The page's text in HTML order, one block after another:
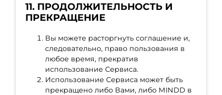
11. ПРОДОЛЖИТЕЛЬНОСТЬ И
ПРЕКРАЩЕНИЕ
Вы можете расторгнуть соглашение и,
следовательно, право пользования в
любое время, прекратив
использование Сервиса.
Использование Сервиса может быть
прекращено либо Вами, либо MINDD в